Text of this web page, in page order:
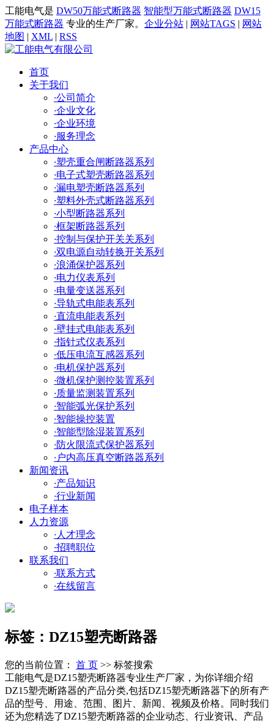
工能电气是 DW50万能式断路器 智能型万能式断路器 DW15
万能式断路器 专业的生产厂家。 企业分站 | 网站TAGS | 网站
地图 | XML | RSS
首页
关于我们
·公司简介
·企业文化
·企业环境
·服务理念
产品中心
·塑壳重合闸断路器系列
·电子式塑壳断路器系列
·漏电塑壳断路器系列
·塑料外壳式断路器系列
·小型断路器系列
·框架断路器系列
·控制与保护开关关系列
·双电源自动转换开关系列
·浪涌保护器系列
·电力仪表系列
·电量变送器系列
·导轨式电能表系列
·直流电能表系列
·壁挂式电能表系列
·指针式仪表系列
·低压电流互感器系列
·电机保护器系列
·微机保护测控装置系列
·质量监测装置系列
·智能弧光保护系列
·智能操控装置
·智能型除湿装置系列
·防火限流式保护器系列
· 户内高压真空断路器系列
新闻资讯
·产品知识
·行业新闻
电子样本
人力资源
· 人才理念
·招聘职位
联系我们
·联系方式
·在线留言
标签：DZ15塑壳断路器
您的当前位置： 首 页 >> 标签搜索
工能电气是DZ15塑壳断路器专业生产厂家，为你详细介绍
DZ15塑壳断路器的产品分类,包括DZ15塑壳断路器下的所有产
品的型号、用途、范围、图片、新闻、视频及价格。同时我们
还为您精选了DZ15塑壳断路器的企业动态、行业资讯、产品